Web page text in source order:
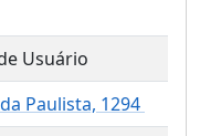
Usuário
Paulista, 1294